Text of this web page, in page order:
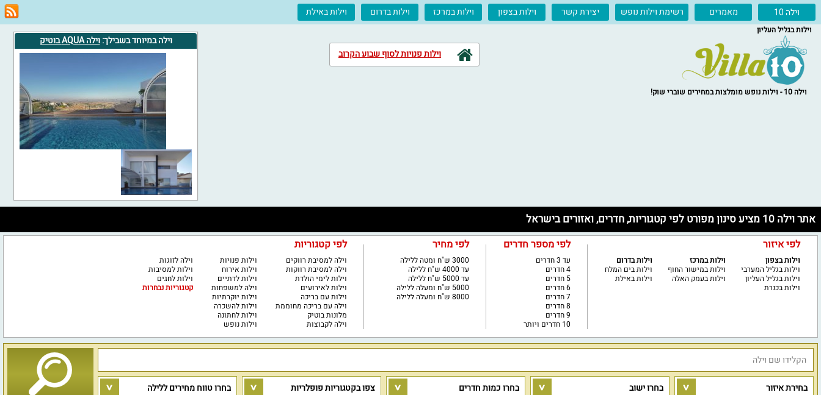
וילה 10 מאמרים רשימת וילות נופש יצירת קשר וילות בצפון וילות במרכז וילות בדרום וילות באילת
וילות בגליל העליון
וילות פנויות לסוף שבוע הקרוב
וילה במיוחד בשבילך:וילה AQUA בוטיק
וילה 10 - וילות נופש מומלצות במחירים שוברי שוק!
אתר וילה 10 מציע סינון מפורט לפי קטגוריות, חדרים, ואזורים בישראל
לפי איזור
וילות בצפון
וילות בגליל המערבי
וילות בגליל העליון
וילות בכנרת
וילות במרכז
וילות במישור החוף
וילות בעמק האלה
וילות בדרום
וילות בים המלח
וילות באילת
לפי מספר חדרים
עד 3 חדרים
4 חדרים
5 חדרים
6 חדרים
7 חדרים
8 חדרים
9 חדרים
10 חדרים ויותר
לפי מחיר
3000 ש"ח ומטה ללילה
עד 4000 ש"ח ללילה
עד 5000 ש"ח ללילה
5000 ש"ח ומעלה ללילה
8000 ש"ח ומעלה ללילה
לפי קטגוריות
וילה למסיבת רווקים
וילה למסיבת רווקות
וילות לימי הולדת
וילות לאירועים
וילות עם בריכה
וילה עם בריכה מחוממת
מלונות בוטיק
וילה לקבוצות
וילות פנויות
וילות אירוח
וילות לדתיים
וילה למשפחות
וילות יוקרתיות
וילות להשכרה
וילות לחתונה
וילות נופש
וילה לזוגות
וילות למסיבות
וילות לחגים
קטגוריות נבחרות
בחירת איזור בחרו ישוב בחרו כמות חדרים צפו בקטגוריות פופלריות בחרו טווח מחירים ללילה